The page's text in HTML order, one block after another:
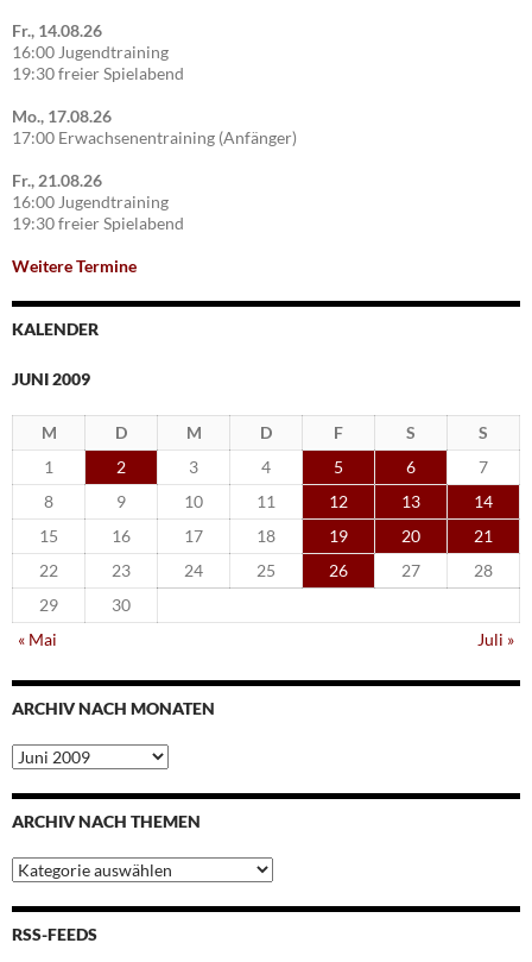
Fr., 14.08.26
16:00 Jugendtraining
19:30 freier Spielabend
Mo., 17.08.26
17:00 Erwachsenentraining (Anfänger)
Fr., 21.08.26
16:00 Jugendtraining
19:30 freier Spielabend
Weitere Termine
KALENDER
JUNI 2009
M D M D F S
S
1
2 3 4 5 6
7
8
9 10 11 12 13
14
15
16 17 18 19 20
21
22
23 24 25 26 27
28
29
30
« Mai
Juli »
ARCHIV NACH MONATEN
Archiv
nach
Monaten
ARCHIV NACH THEMEN
Archiv
nach
Themen
RSS-FEEDS